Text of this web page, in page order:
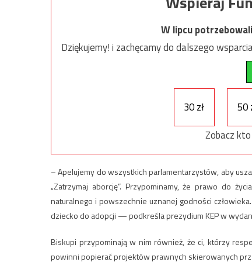
W lipcu
Dziękujemy! i zachęcamy do dalszego
30 zł 50
Zobacz
– Apelujemy do wszystkich parlamentarzystów, aby
„Zatrzymaj aborcję”. Przypominamy, że prawo do
naturalnego i powszechnie uznanej godności
dziecko do adopcji — podkreśla prezydium KEP w
Biskupi przypominają w nim również, że ci, którzy
powinni popierać projektów prawnych skierowanych